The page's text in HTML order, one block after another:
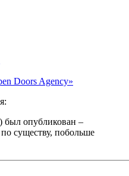
Doors Agency»
опубликован –
существу, побольше